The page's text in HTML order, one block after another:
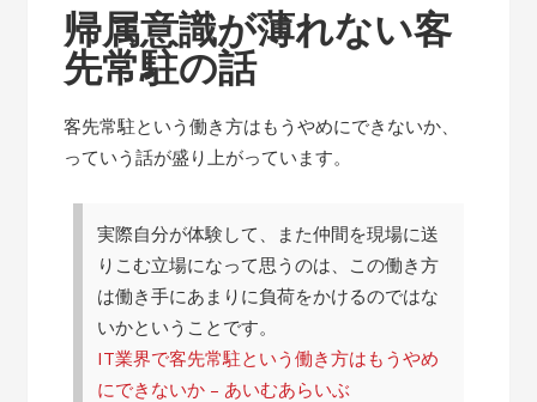
帰属意識が薄れない客
先常駐の話
客先常駐という働き方はもうやめにできないか、
っていう話が盛り上がっています。
実際自分が体験して、また仲間を現場に送
りこむ立場になって思うのは、この働き方
は働き手にあまりに負荷をかけるのではな
いかということです。
IT業界で客先常駐という働き方はもうやめ
にできないか – あいむあらいぶ